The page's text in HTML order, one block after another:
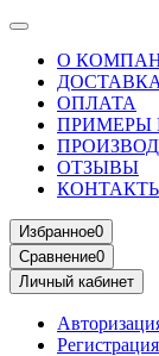
О
ОПЛАТА
ПРИМЕРЫ
ОТЗЫВЫ
Избранное0
Сравнение0
Личный кабинет
Регистрация